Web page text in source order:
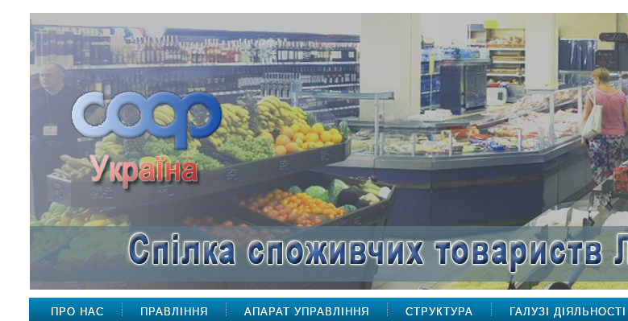
ПРО НАС ПРАВЛІННЯ АПАРАТ УПРАВЛІННЯ СТРУКТУРА ГАЛУЗІ ДІЯЛЬНОСТІ